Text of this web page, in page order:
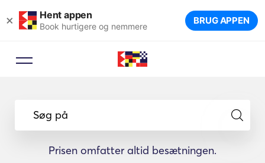
× Hent appen
Book hurtigere og nemmere BRUG APPEN
Søg på
Prisen omfatter altid besætningen.